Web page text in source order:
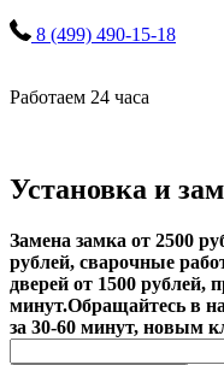
8 (499) 490-15-18
Работаем 24 часа
Установка и
Замена замка от 2500
рублей, сварочные
дверей от 1500 рублей,
минут.Обращайтесь в
за 30-60 минут, новым